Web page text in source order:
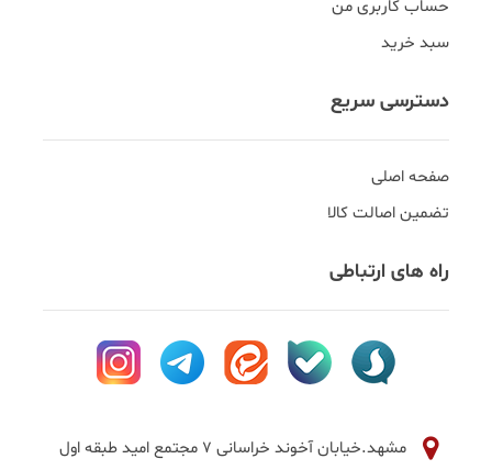
حساب کاربری من
سبد خرید
دسترسی سریع
صفحه اصلی
تضمین اصالت کالا
راه های ارتباطی
مشهد.خیابان آخوند خراسانی 7 مجتمع امید طبقه اول